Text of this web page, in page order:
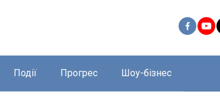
Події Прогрес Шоу-бізнес